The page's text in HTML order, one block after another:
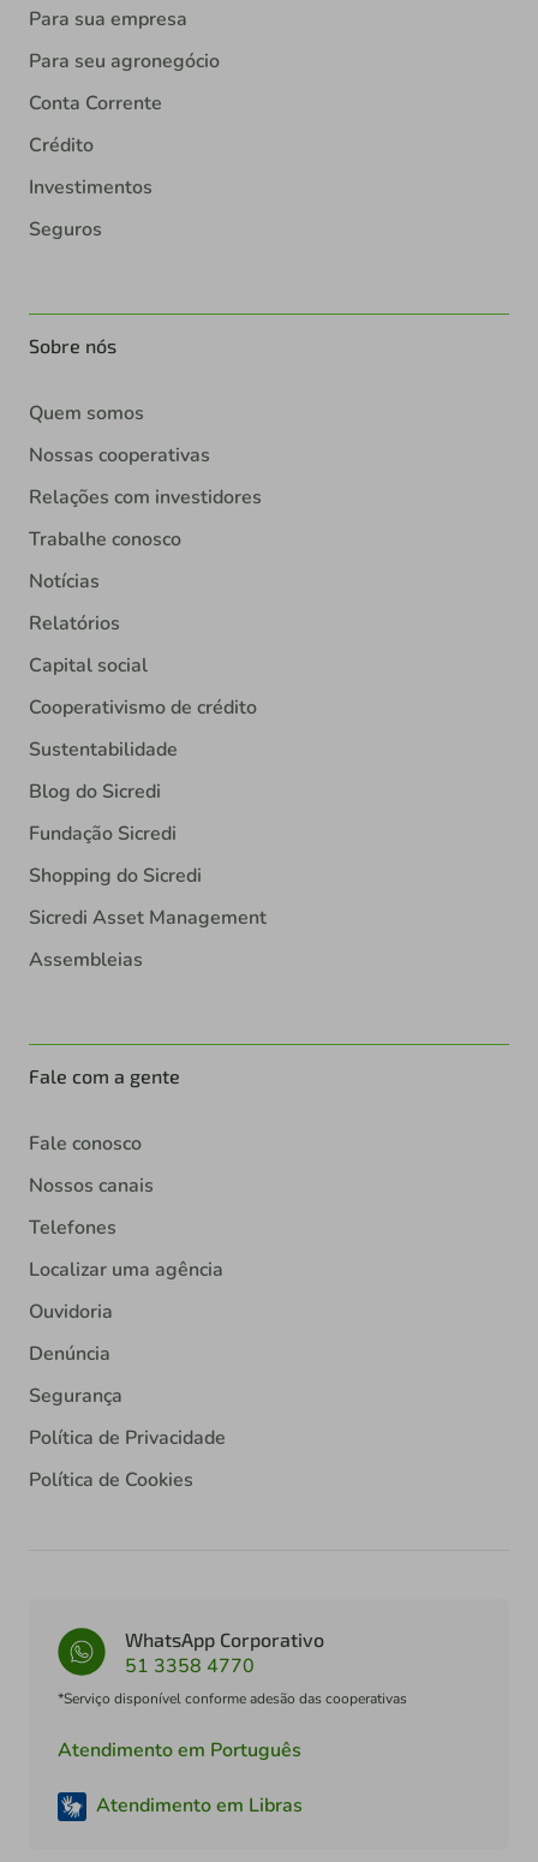
Para sua empresa
Para seu agronegócio
Conta Corrente
Crédito
Investimentos
Seguros
Sobre nós
Quem somos
Nossas cooperativas
Relações com investidores
Trabalhe conosco
Notícias
Relatórios
Capital social
Cooperativismo de crédito
Sustentabilidade
Blog do Sicredi
Fundação Sicredi
Shopping do Sicredi
Sicredi Asset Management
Assembleias
Fale com a gente
Fale conosco
Nossos canais
Telefones
Localizar uma agência
Ouvidoria
Denúncia
Segurança
Política de Privacidade
Política de Cookies
WhatsApp Corporativo
51 3358 4770
*Serviço disponível conforme adesão das cooperativas
Atendimento em Português
Atendimento em Libras